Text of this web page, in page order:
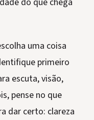
uma coisa
primeiro
escuta, visão,
pense no que
dar certo: clareza